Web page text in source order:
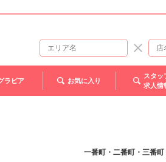
ラビア お気に入り
スタッ
求人情
一番町・二番町・三番